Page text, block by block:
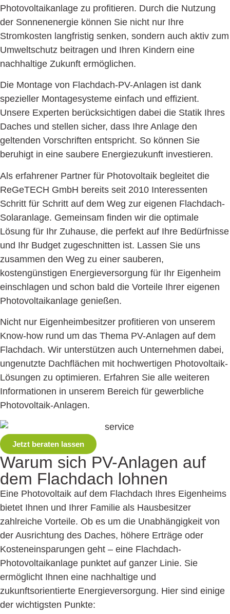
Photovoltaikanlage zu profitieren. Durch die Nutzung
der Sonnenenergie können Sie nicht nur Ihre
Stromkosten langfristig senken, sondern auch aktiv zum
Umweltschutz beitragen und Ihren Kindern eine
nachhaltige Zukunft ermöglichen.
Die Montage von Flachdach-PV-Anlagen ist dank
spezieller Montagesysteme einfach und effizient.
Unsere Experten berücksichtigen dabei die Statik Ihres
Daches und stellen sicher, dass Ihre Anlage den
geltenden Vorschriften entspricht. So können Sie
beruhigt in eine saubere Energiezukunft investieren.
Als erfahrener Partner für Photovoltaik begleitet die
ReGeTECH GmbH bereits seit 2010 Interessenten
Schritt für Schritt auf dem Weg zur eigenen Flachdach-
Solaranlage. Gemeinsam finden wir die optimale
Lösung für Ihr Zuhause, die perfekt auf Ihre Bedürfnisse
und Ihr Budget zugeschnitten ist. Lassen Sie uns
zusammen den Weg zu einer sauberen,
kostengünstigen Energieversorgung für Ihr Eigenheim
einschlagen und schon bald die Vorteile Ihrer eigenen
Photovoltaikanlage genießen.
Nicht nur Eigenheimbesitzer profitieren von unserem
Know-how rund um das Thema PV-Anlagen auf dem
Flachdach. Wir unterstützen auch Unternehmen dabei,
ungenutzte Dachflächen mit hochwertigen Photovoltaik-
Lösungen zu optimieren. Erfahren Sie alle weiteren
Informationen in unserem Bereich für gewerbliche
Photovoltaik-Anlagen.
Jetzt beraten lassen
Warum sich PV-Anlagen auf
dem Flachdach lohnen
Eine Photovoltaik auf dem Flachdach Ihres Eigenheims
bietet Ihnen und Ihrer Familie als Hausbesitzer
zahlreiche Vorteile. Ob es um die Unabhängigkeit von
der Ausrichtung des Daches, höhere Erträge oder
Kosteneinsparungen geht – eine Flachdach-
Photovoltaikanlage punktet auf ganzer Linie. Sie
ermöglicht Ihnen eine nachhaltige und
zukunftsorientierte Energieversorgung. Hier sind einige
der wichtigsten Punkte: